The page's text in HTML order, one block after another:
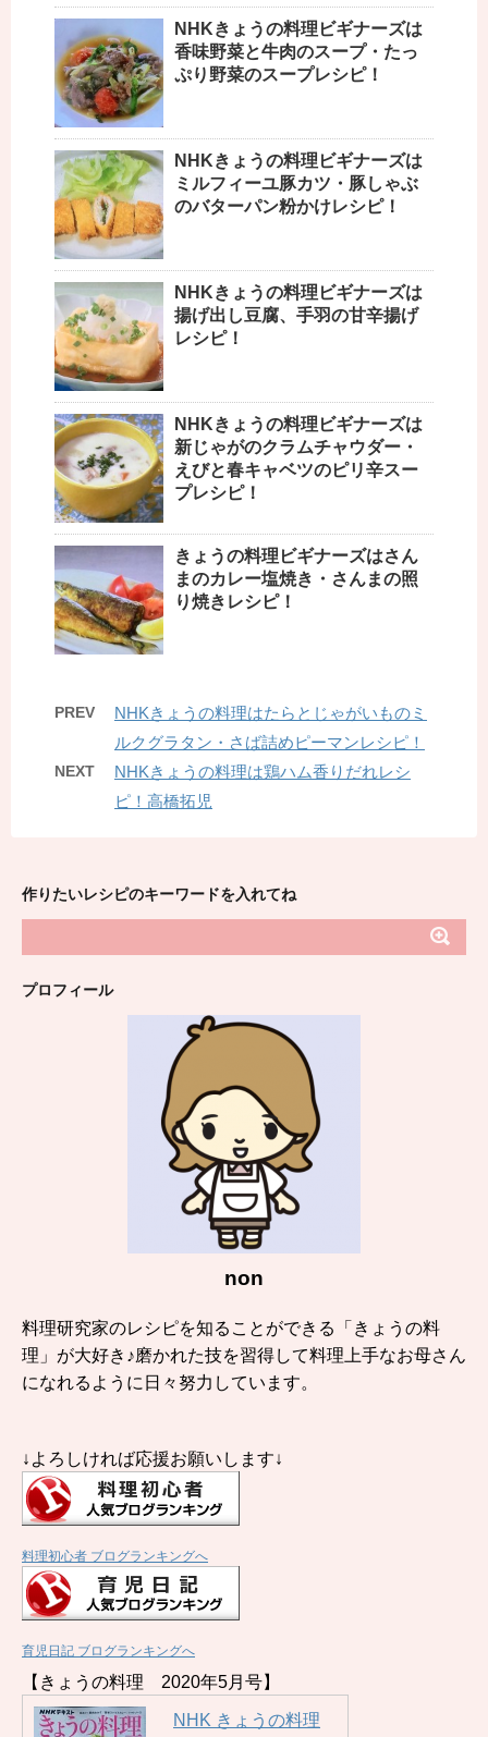
NHKきょうの料理ビギナーズは
香味野菜と牛肉のスープ・たっ
ぷり野菜のスープレシピ！
NHKきょうの料理ビギナーズは
ミルフィーユ豚カツ・豚しゃぶ
のバターパン粉かけレシピ！
NHKきょうの料理ビギナーズは
揚げ出し豆腐、手羽の甘辛揚げ
レシピ！
NHKきょうの料理ビギナーズは
新じゃがのクラムチャウダー・
えびと春キャベツのピリ辛スー
プレシピ！
きょうの料理ビギナーズはさん
まのカレー塩焼き・さんまの照
り焼きレシピ！
PREV
NHKきょうの料理はたらとじゃがいものミ
ルクグラタン・さば詰めピーマンレシピ！
NEXT
NHKきょうの料理は鶏ハム香りだれレシ
ピ！高橋拓児
作りたいレシピのキーワードを入れてね
プロフィール
non
料理研究家のレシピを知ることができる「きょうの料
理」が大好き♪磨かれた技を習得して料理上手なお母さん
になれるように日々努力しています。
↓よろしければ応援お願いします↓
料理初心者 ブログランキングへ
育児日記 ブログランキングへ
【きょうの料理 2020年5月号】
NHK きょうの料理